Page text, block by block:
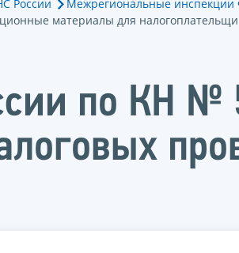
России
Межрегиональные инспекции
материалы для
по КН №